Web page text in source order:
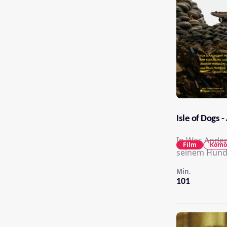
Isle of Dogs
In Wes
seinem
101
Min.
Film